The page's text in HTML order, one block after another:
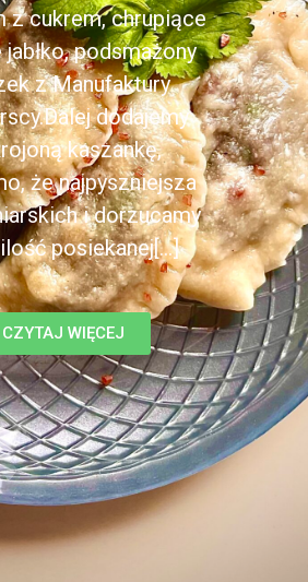
z cukrem, chrupiące
jabłko, podsmażony
z Manufaktury
dodajemy
kaszankę,
że najpyszniejsza
i dorzucamy
posiekanej[...]
CZYTAJ WIĘCEJ